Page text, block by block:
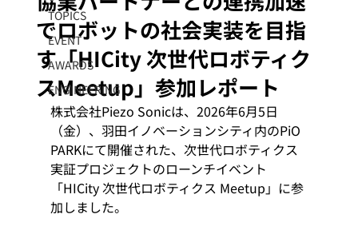
TOPICS
EVENT
AWARDS
ENGINEERING
でロボットの社会実装を目指
す「HICity 次世代ロボティク
スMeetup」参加レポート
株式会社Piezo Sonicは、2026年6月5日
（金）、羽田イノベーションシティ内のPiO
PARKにて開催された、次世代ロボティクス
実証プロジェクトのローンチイベント
「HICity 次世代ロボティクス Meetup」に参
加しました。